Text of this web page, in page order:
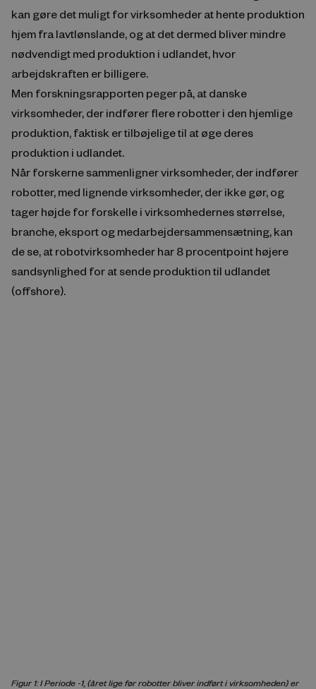
kan gøre det muligt for virksomheder at hente produktion
hjem fra lavtlønslande, og at det dermed bliver mindre
nødvendigt med produktion i udlandet, hvor
arbejdskraften er billigere.
Men forskningsrapporten peger på, at danske
virksomheder, der indfører flere robotter i den hjemlige
produktion, faktisk er tilbøjelige til at øge deres
produktion i udlandet.
Når forskerne sammenligner virksomheder, der indfører
robotter, med lignende virksomheder, der ikke gør, og
tager højde for forskelle i virksomhedernes størrelse,
branche, eksport og medarbejdersammensætning, kan
de se, at robotvirksomheder har 8 procentpoint højere
sandsynlighed for at sende produktion til udlandet
(offshore).
Figur 1: I Periode -1, (året lige før robotter bliver indført i virksomheden) er